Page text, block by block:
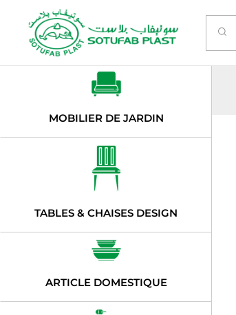
MOBILIER DE JARDIN
TABLES & CHAISES DESIGN
ARTICLE DOMESTIQUE